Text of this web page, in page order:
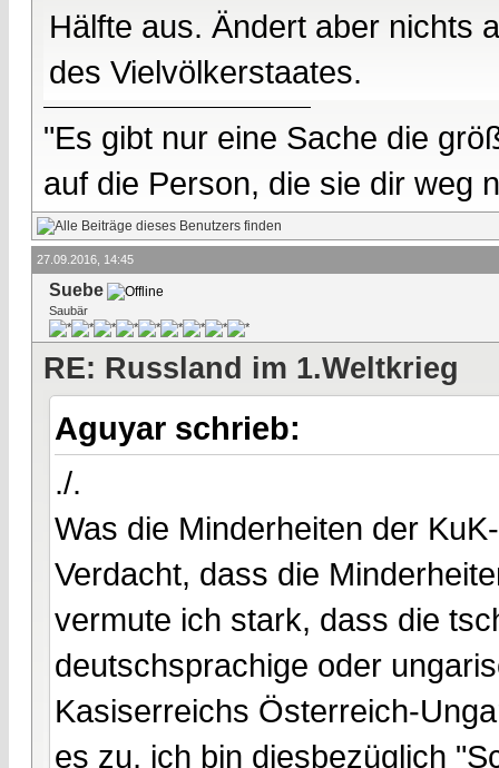
Hälfte aus. Ändert aber nichts
des Vielvölkerstaates.
"Es gibt nur eine Sache die
auf die Person, die sie dir weg
27.09.2016, 14:45
Suebe
Saubär
RE: Russland im 1.Weltkrieg
Aguyar schrieb:
./.
Was die Minderheiten der
Verdacht, dass die
vermute ich stark, dass die
deutschsprachige oder
Kasiserreichs Österreich-
es zu, ich bin diesbezüglich